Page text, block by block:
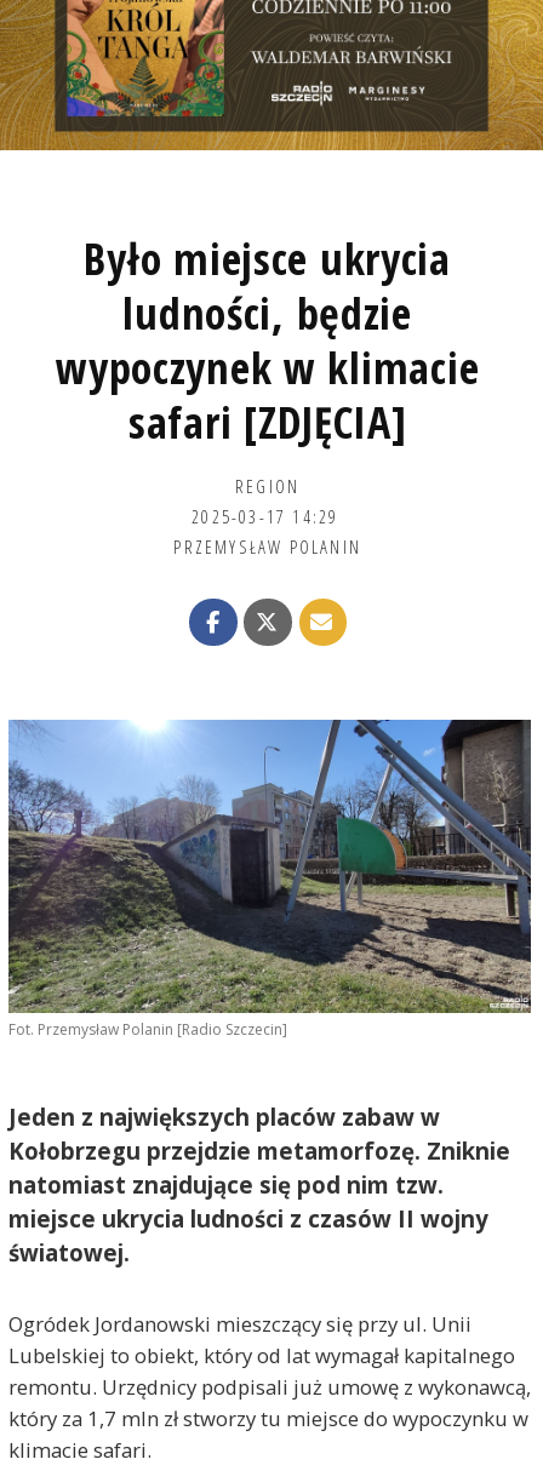
Było miejsce ukrycia
ludności, będzie
wypoczynek w klimacie
safari [ZDJĘCIA]
REGION
2025-03-17 14:29
PRZEMYSŁAW POLANIN
Fot. Przemysław Polanin [Radio Szczecin]
Jeden z największych placów zabaw w
Kołobrzegu przejdzie metamorfozę. Zniknie
natomiast znajdujące się pod nim tzw.
miejsce ukrycia ludności z czasów II wojny
światowej.
Ogródek Jordanowski mieszczący się przy ul. Unii
Lubelskiej to obiekt, który od lat wymagał kapitalnego
remontu. Urzędnicy podpisali już umowę z wykonawcą,
który za 1,7 mln zł stworzy tu miejsce do wypoczynku w
klimacie safari.